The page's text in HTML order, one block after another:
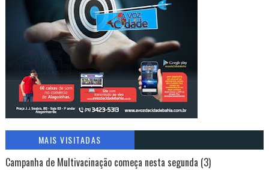
MAIS VISITADAS
Campanha de Multivacinação começa nesta segunda (3)